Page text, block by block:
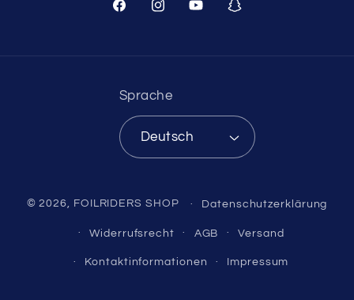
FacebookInstagramYouTubeSnapchat
Sprache
Deutsch
© 2026, FOILRIDERS SHOP Datenschutzerklärung
Widerrufsrecht AGB Versand
Kontaktinformationen Impressum